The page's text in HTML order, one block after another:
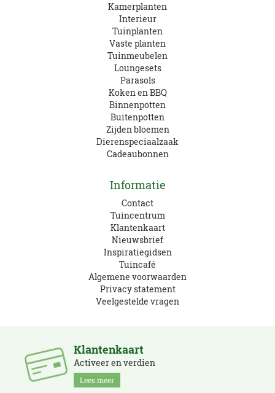
Kamerplanten
Interieur
Tuinplanten
Vaste planten
Tuinmeubelen
Loungesets
Parasols
Koken en BBQ
Binnenpotten
Buitenpotten
Zijden bloemen
Dierenspeciaalzaak
Cadeaubonnen
Informatie
Contact
Tuincentrum
Klantenkaart
Nieuwsbrief
Inspiratiegidsen
Tuincafé
Algemene voorwaarden
Privacy statement
Veelgestelde vragen
Klantenkaart
Activeer en verdien
Lees meer